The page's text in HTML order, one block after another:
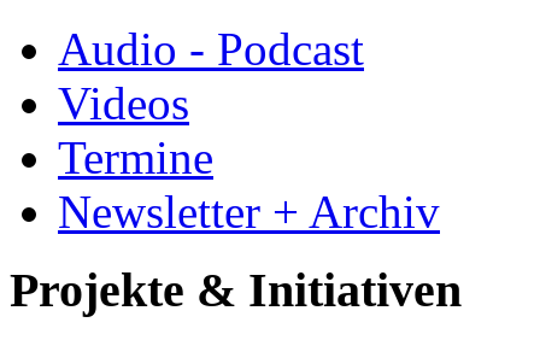
Audio - Podcast
Videos
Termine
Newsletter + Archiv
Projekte & Initiativen